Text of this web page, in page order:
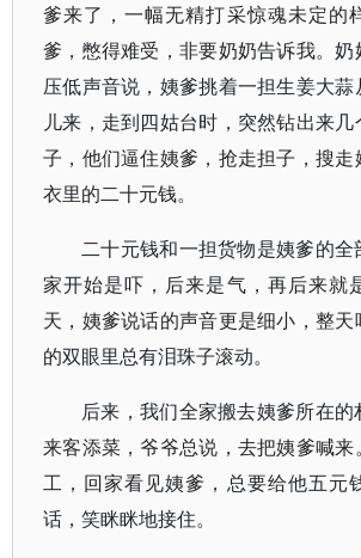
爹来了，一幅无精打采惊魂未定的
爹，憋得难受，非要奶奶告诉我。奶
压低声音说，姨爹挑着一担生姜大
儿来，走到四姑台时，突然钻出来
子，他们逼住姨爹，抢走担子，搜走
衣里的二十元钱。
二十元钱和一担货物是姨爹的全
家开始是吓，后来是气，再后来就
天，姨爹说话的声音更是细小，整
的双眼里总有泪珠子滚动。
后来，我们全家搬去姨爹所在的
来客添菜，爷爷总说，去把姨爹喊
工，回家看见姨爹，总要给他五元
话，笑眯眯地接住。